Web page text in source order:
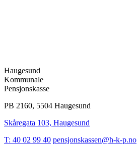
Haugesund
Kommunale
Pensjonskasse
PB 2160, 5504 Haugesund
Skåregata 103, Haugesund
T: 40 02 99 40 pensjonskassen@h-k-p.no